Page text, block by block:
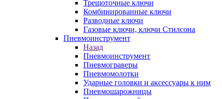
Трещоточные ключи
Комбинированные ключи
Разводные ключи
Газовые ключи, ключи Стилсона
Пневмоинструмент
Назад
Пневмоинструмент
Пневмограверы
Пневмомолотки
Ударные головки и аксессуары к ним
Пневмошарожницы